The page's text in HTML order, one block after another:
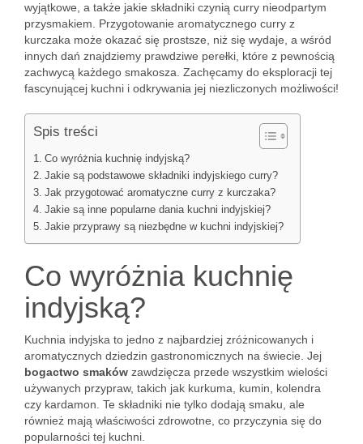
wyjątkowe, a także jakie składniki czynią curry nieodpartym
przysmakiem. Przygotowanie aromatycznego curry z
kurczaka może okazać się prostsze, niż się wydaje, a wśród
innych dań znajdziemy prawdziwe perełki, które z pewnością
zachwycą każdego smakosza. Zachęcamy do eksploracji tej
fascynującej kuchni i odkrywania jej niezliczonych możliwości!
Spis treści
Co wyróżnia kuchnię indyjską?
Jakie są podstawowe składniki indyjskiego curry?
Jak przygotować aromatyczne curry z kurczaka?
Jakie są inne popularne dania kuchni indyjskiej?
Jakie przyprawy są niezbędne w kuchni indyjskiej?
Co wyróżnia kuchnię
indyjską?
Kuchnia indyjska to jedno z najbardziej zróżnicowanych i
aromatycznych dziedzin gastronomicznych na świecie. Jej
bogactwo smaków zawdzięcza przede wszystkim wielości
używanych przypraw, takich jak kurkuma, kumin, kolendra
czy kardamon. Te składniki nie tylko dodają smaku, ale
również mają właściwości zdrowotne, co przyczynia się do
popularności tej kuchni.